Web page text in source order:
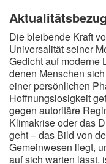
Aktualitätsbezug
Die bleibende Kraft
Universalität seiner
Gedicht auf moderne
denen Menschen
einer persönlichen
Hoffnungslosigkeit
gegen autoritäre
Klimakrise oder das
geht – das Bild von
Gemeinwesen liegt,
auf sich warten lässt,